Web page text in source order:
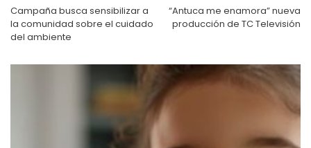
entradas
Campaña busca sensibilizar a
la comunidad sobre el cuidado
del ambiente
“Antuca me enamora” nueva
producción de TC Televisión